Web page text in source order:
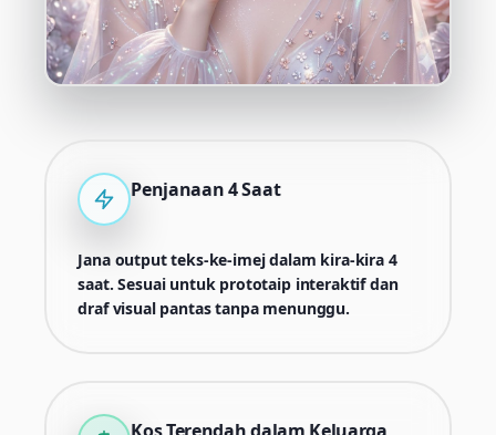
Penjanaan 4 Saat
Jana output teks-ke-imej dalam kira-kira 4
saat. Sesuai untuk prototaip interaktif dan
draf visual pantas tanpa menunggu.